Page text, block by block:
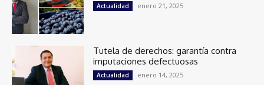
Actualidad enero 21, 2025
Tutela de derechos: garantía contra
imputaciones defectuosas
Actualidad enero 14, 2025